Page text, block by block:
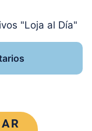
"Loja al Día"